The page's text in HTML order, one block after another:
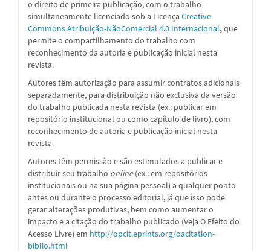
o direito de primeira publicação, com o trabalho
simultaneamente licenciado sob a Licença Creative
Commons Atribuição-NãoComercial 4.0 Internacional,que
permite o compartilhamento do trabalho com
reconhecimento da autoria e publicação inicial nesta
revista.
Autores têm autorização para assumir contratos adicionais
separadamente, para distribuição não exclusiva da versão
do trabalho publicada nesta revista (ex.: publicar em
repositório institucional ou como capítulo de livro), com
reconhecimento de autoria e publicação inicial nesta
revista.
Autores têm permissão e são estimulados a publicar e
distribuir seu trabalho online(ex.: em repositórios
institucionais ou na sua página pessoal) a qualquer ponto
antes ou durante o processo editorial, já que isso pode
gerar alterações produtivas, bem como aumentar o
impacto e a citação do trabalho publicado (Veja O Efeito do
Acesso Livre) em http://opcit.eprints.org/oacitation-
biblio.html